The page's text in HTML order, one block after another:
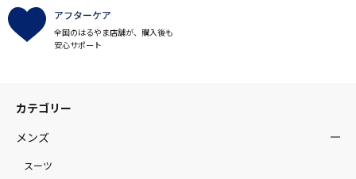
アフターケア
全国のはるやま店舗が、購入後も
安心サポート
カテゴリー
メンズ
スーツ